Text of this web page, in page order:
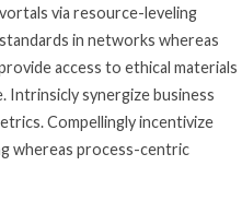
via resource-leveling
in networks whereas
access to ethical materials
Intrinsicly synergize business
Compellingly incentivize
whereas process-centric